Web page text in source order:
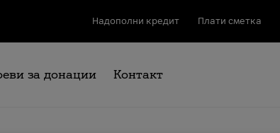
Надополни кредит Плати сметка
за донации Контакт